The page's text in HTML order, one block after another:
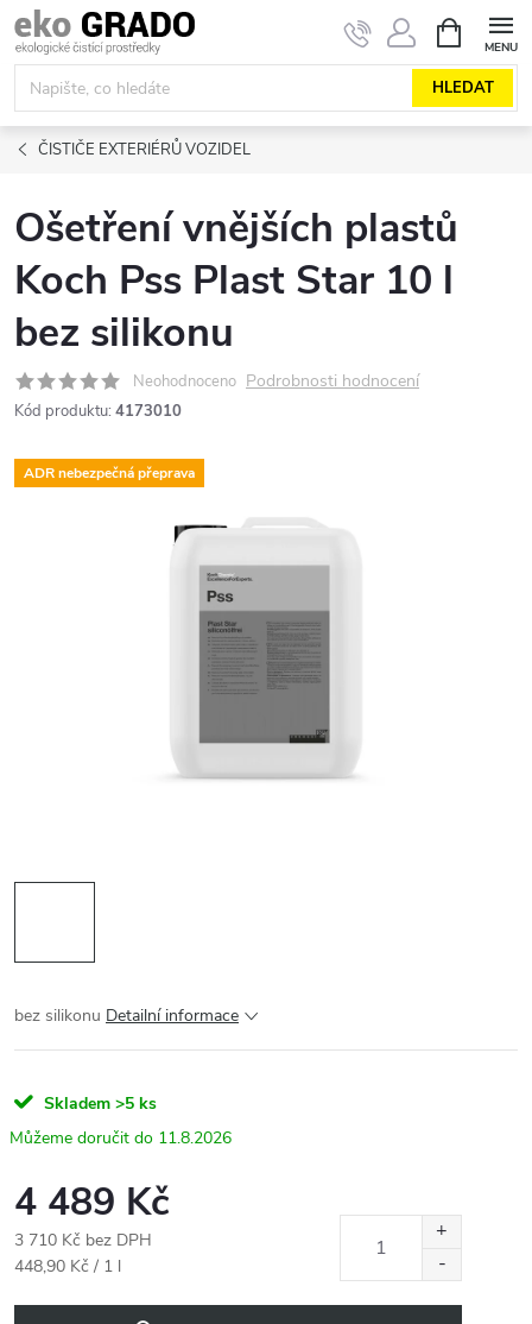
Přejít
na
obsah
HLEDAT
NÁKUPNÍ
KOŠÍK
ČISTIČE EXTERIÉRŮ VOZIDEL
Ošetření vnějších plastů
Koch Pss Plast Star 10 l
bez silikonu
Neohodnoceno Podrobnosti hodnocení
Kód produktu: 4173010
ADR nebezpečná přeprava
bez silikonu Detailní informace
Skladem >5 ks
11.8.2026
4 489 Kč
3 710 Kč bez DPH
Měrná
448,90 Kč / 1 l